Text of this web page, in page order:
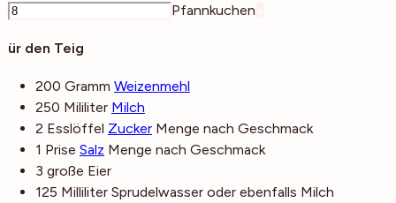
Pfannkuchen
Für den Teig
200 Gramm Weizenmehl
250 Mililiter Milch
2 Esslöffel Zucker Menge nach Geschmack
1 Prise Salz Menge nach Geschmack
3 große Eier
125 Milliliter Sprudelwasser oder ebenfalls Milch